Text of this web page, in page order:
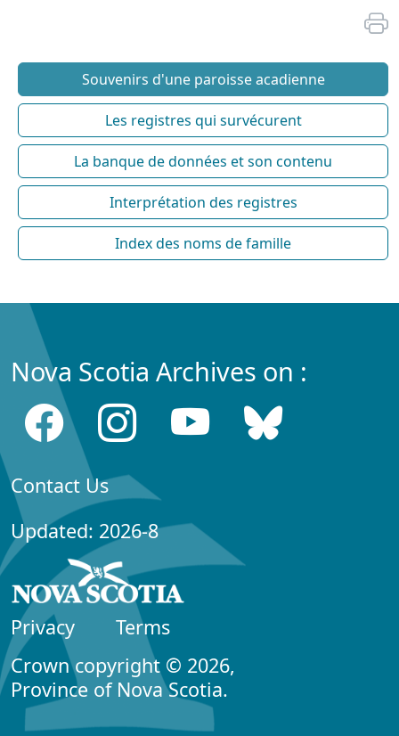
Souvenirs d'une paroisse acadienne
Les registres qui survécurent
La banque de données et son contenu
Interprétation des registres
Index des noms de famille
Nova Scotia Archives on :
Contact Us
Updated: 2026-8
Privacy
Terms
Crown copyright © 2026,
Province of Nova Scotia.